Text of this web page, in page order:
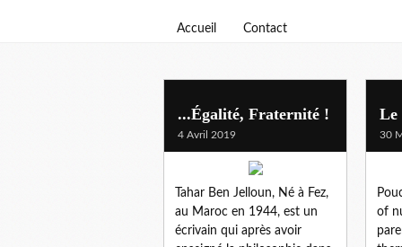
Accueil Contact
film
...Égalité, Fraternité !
4 Avril 2019
Tahar Ben Jelloun, Né à Fez,
au Maroc en 1944, est un
écrivain qui après avoir
Le
30
of